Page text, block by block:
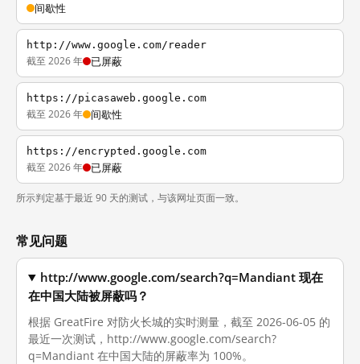
间歇性
http://www.google.com/reader
截至 2026 年 已屏蔽
https://picasaweb.google.com
截至 2026 年 间歇性
https://encrypted.google.com
截至 2026 年 已屏蔽
所示判定基于最近 90 天的测试，与该网址页面一致。
常见问题
http://www.google.com/search?q=Mandiant 现在
在中国大陆被屏蔽吗？
根据 GreatFire 对防火长城的实时测量，截至 2026-06-05 的
最近一次测试，http://www.google.com/search?
q=Mandiant 在中国大陆的屏蔽率为 100%。